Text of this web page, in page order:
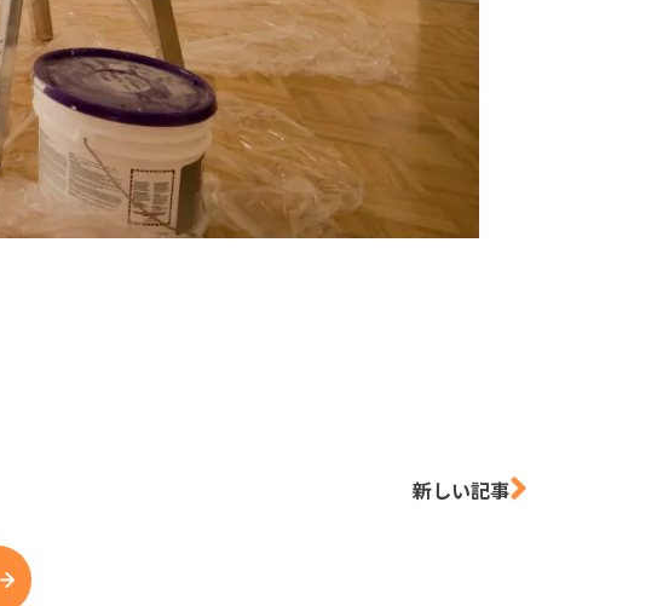
新しい記事